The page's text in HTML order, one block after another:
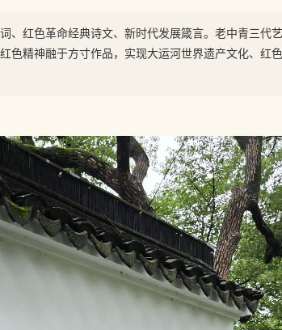
、红色革命经典诗文、新时代发展箴言。老中青三代艺
色精神融于方寸作品，实现大运河世界遗产文化、红色